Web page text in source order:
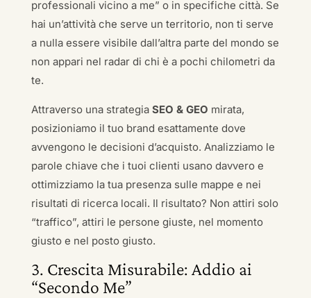
professionali vicino a me” o in specifiche città. Se
hai un’attività che serve un territorio, non ti serve
a nulla essere visibile dall’altra parte del mondo se
non appari nel radar di chi è a pochi chilometri da
te.
Attraverso una strategia SEO & GEO mirata,
posizioniamo il tuo brand esattamente dove
avvengono le decisioni d’acquisto. Analizziamo le
parole chiave che i tuoi clienti usano davvero e
ottimizziamo la tua presenza sulle mappe e nei
risultati di ricerca locali. Il risultato? Non attiri solo
“traffico”, attiri le persone giuste, nel momento
giusto e nel posto giusto.
3. Crescita Misurabile: Addio ai
“Secondo Me”